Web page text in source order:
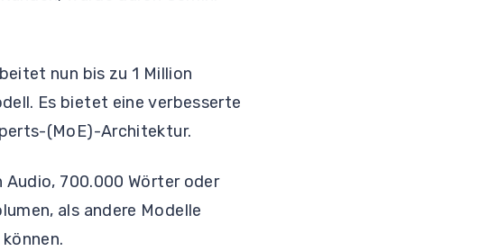
nun bis zu 1 Million
Es bietet eine verbesserte
(MoE)-Architektur.
Audio, 700.000 Wörter oder
als andere Modelle